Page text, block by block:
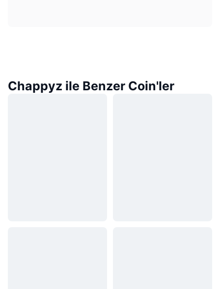
Chappyz ile Benzer Coin'ler